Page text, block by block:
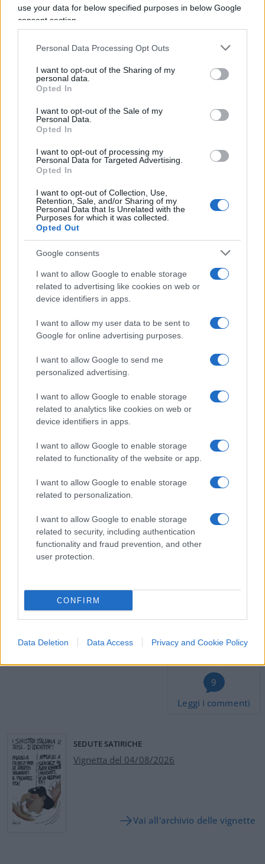
use your data for below specified purposes in below Google
consent section.
Personal Data Processing Opt Outs
I want to opt-out of the Sharing of my
personal data.
Opted In
I want to opt-out of the Sale of my
Personal Data.
Opted In
I want to opt-out of processing my
Personal Data for Targeted Advertising.
Opted In
I want to opt-out of Collection, Use,
Retention, Sale, and/or Sharing of my
Personal Data that Is Unrelated with the
Purposes for which it was collected.
Opted Out
Google consents
I want to allow Google to enable storage
related to advertising like cookies on web or
device identifiers in apps.
I want to allow my user data to be sent to
Google for online advertising purposes.
I want to allow Google to send me
personalized advertising.
I want to allow Google to enable storage
related to analytics like cookies on web or
device identifiers in apps.
I want to allow Google to enable storage
related to functionality of the website or app.
I want to allow Google to enable storage
related to personalization.
I want to allow Google to enable storage
related to security, including authentication
functionality and fraud prevention, and other
user protection.
CONFIRM
Data Deletion Data Access Privacy and Cookie Policy
co. 2 del DL Liquidità già recita “
beneficia della garanzia assume l’impegno a gestire i
livelli occupazionali attraverso accordi sindacali
può pensare di rendere chiaro che il venir meno
di questo impegno può consentire al soggetto
se far decadere la garanzia prestata.
Un automatismo in questo senso darebbe un
potere di contrattazione eccessivo ai
sindacati
un potere non da poco nei confronti di quelle
multinazionali (non solo Fca, ovviamente, bensì
tutte) che, dopo aver preso le garanzie pubbliche,
dovessero assumere atteggiamenti di rottura
unilaterale ingiustificati. Da questo punto di vista,
avere multinazionali con stabilimenti in Italia che
si affidano alle garanzie dello Stato italiano nei
fattore positivo, perché aumenta la voce in
capitolo dello Stato nelle relazioni industriali che
le riguardano.
Allo stesso modo, la politica deve porsi il tema di
concreta vigilanzadella effettività di quanto
stabilito dalla lett. n) dell’art. 1 co. 2 del Dl
Liquidità, ai sensi della quale “il finanziamento
coperto dalla garanzie deve essere destinato a
sostenere costi del personale, investimenti o capitale
attività imprenditoriali che siano localizzati in Italia,
come documentato e attestato dal rappresentante
legale dell’impresa beneficiaria
#DECRETO LIQUIDITÀ #FCA
#FIAT
#FINANZIAMENTI
#IMPRESE
Precedente SUCCESSIVA
9
Leggi i commenti
SEDUTE SATIRICHE
Vignetta del 04/08/2026
Vai all'archivio delle vignette